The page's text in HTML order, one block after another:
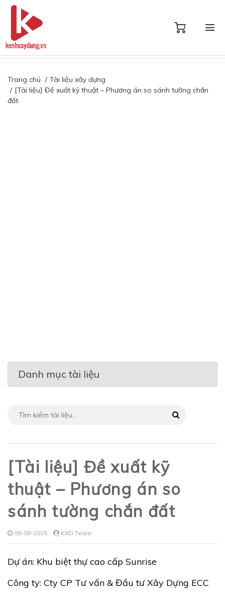
Trang chủ
Tài liệu xây dựng
[Tài liệu] Đề xuất kỹ thuật – Phương án so sánh tường chắn
đất
Danh mục tài liệu
[Tài liệu] Đề xuất kỹ
thuật – Phương án so
sánh tường chắn đất
09-08-2026 KXD Team
Dự án: Khu biệt thự cao cấp Sunrise
Công ty: Cty CP Tư vấn & Đầu tư Xây Dựng ECC